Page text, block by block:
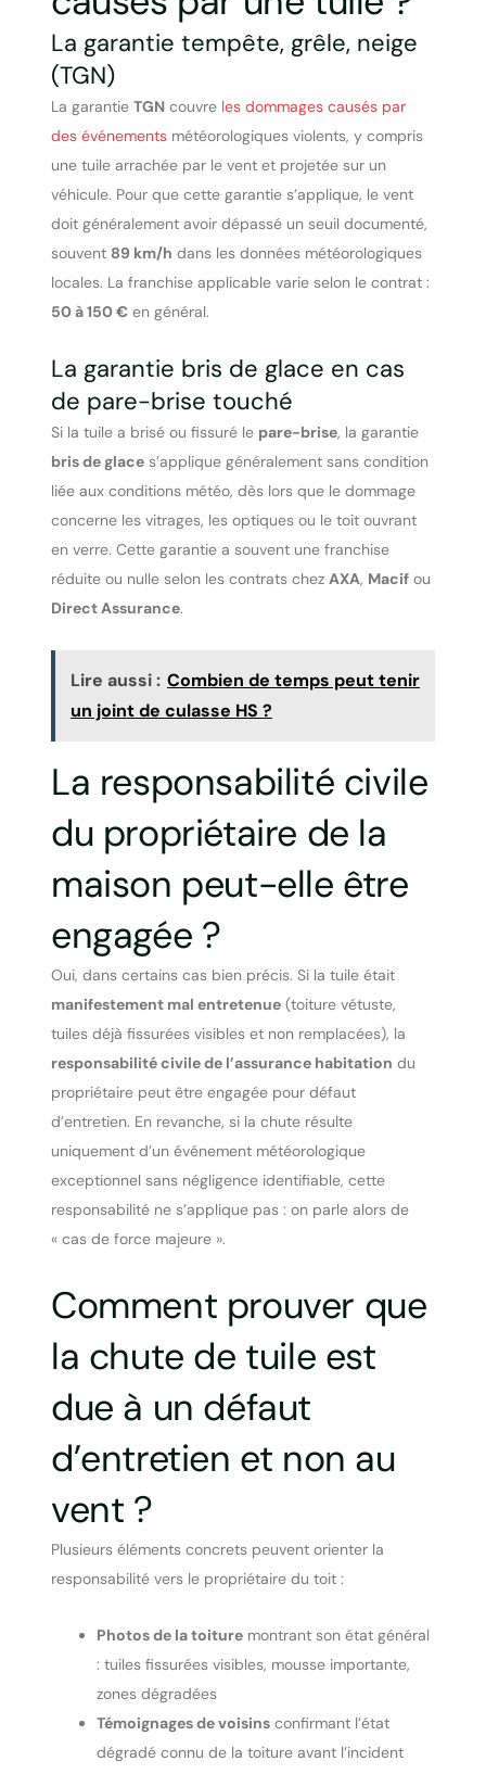
La garantie tempête, grêle, neige
(TGN)
La garantie TGN couvre les dommages causés par
des événements météorologiques violents, y compris
une tuile arrachée par le vent et projetée sur un
véhicule. Pour que cette garantie s’applique, le vent
doit généralement avoir dépassé un seuil documenté,
souvent 89 km/h dans les données météorologiques
locales. La franchise applicable varie selon le contrat :
50 à 150 € en général.
La garantie bris de glace en cas
de pare-brise touché
Si la tuile a brisé ou fissuré le pare-brise, la garantie
bris de glace s’applique généralement sans condition
liée aux conditions météo, dès lors que le dommage
concerne les vitrages, les optiques ou le toit ouvrant
en verre. Cette garantie a souvent une franchise
réduite ou nulle selon les contrats chez AXA, Macif ou
Direct Assurance.
Lire aussi : Combien de temps peut tenir
un joint de culasse HS ?
La responsabilité civile
du propriétaire de la
maison peut-elle être
engagée ?
Oui, dans certains cas bien précis. Si la tuile était
manifestement mal entretenue (toiture vétuste,
tuiles déjà fissurées visibles et non remplacées), la
responsabilité civile de l’assurance habitation du
propriétaire peut être engagée pour défaut
d’entretien. En revanche, si la chute résulte
uniquement d’un événement météorologique
exceptionnel sans négligence identifiable, cette
responsabilité ne s’applique pas : on parle alors de
« cas de force majeure ».
Comment prouver que
la chute de tuile est
due à un défaut
d’entretien et non au
vent ?
Plusieurs éléments concrets peuvent orienter la
responsabilité vers le propriétaire du toit :
Photos de la toiture montrant son état général
: tuiles fissurées visibles, mousse importante,
zones dégradées
Témoignages de voisins confirmant l’état
dégradé connu de la toiture avant l’incident